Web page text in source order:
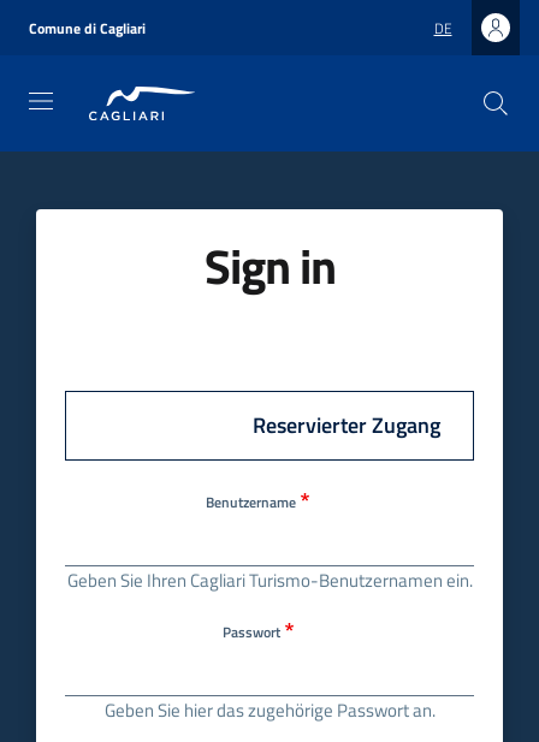
zumComune di Cagliari DE
Sign in
Reservierter Zugang
Benutzername
Geben Sie Ihren Cagliari Turismo-Benutzernamen ein.
Passwort
Geben Sie hier das zugehörige Passwort an.